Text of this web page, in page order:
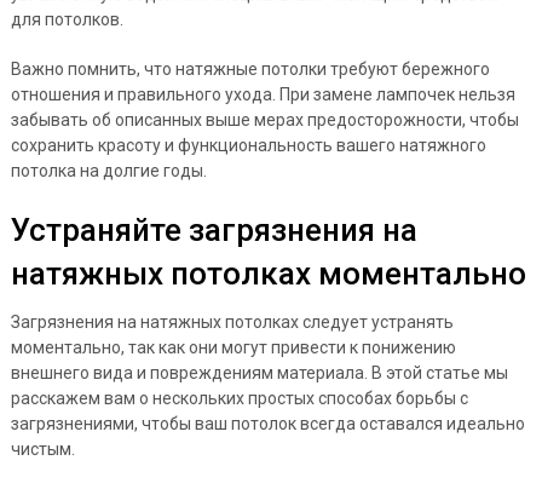
для потолков.
Важно помнить, что натяжные потолки требуют бережного
отношения и правильного ухода. При замене лампочек нельзя
забывать об описанных выше мерах предосторожности, чтобы
сохранить красоту и функциональность вашего натяжного
потолка на долгие годы.
Устраняйте загрязнения на
натяжных потолках моментально
Загрязнения на натяжных потолках следует устранять
моментально, так как они могут привести к понижению
внешнего вида и повреждениям материала. В этой статье мы
расскажем вам о нескольких простых способах борьбы с
загрязнениями, чтобы ваш потолок всегда оставался идеально
чистым.